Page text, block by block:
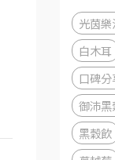
光茵
白木耳
口碑
御沛黑
黑穀飲